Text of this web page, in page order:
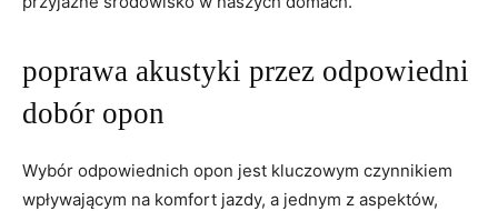
poprawa ⁤akustyki przez odpowiedni
dobór opon
Wybór odpowiednich opon jest kluczowym⁣ czynnikiem
wpływającym na komfort jazdy, a jednym ⁢z ‌aspektów,⁣